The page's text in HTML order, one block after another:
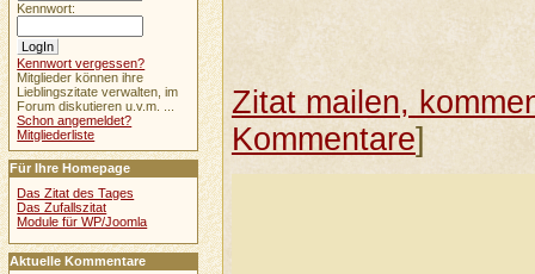
Zitat mailen,
Kommentare]
Kennwort:
Kennwort vergessen?
Mitglieder können ihre
Lieblingszitate verwalten, im
Forum diskutieren u.v.m. ...
Schon angemeldet?
Mitgliederliste
Für Ihre Homepage
Das Zitat des Tages
Das Zufallszitat
Module für WP/Joomla
Aktuelle Kommentare